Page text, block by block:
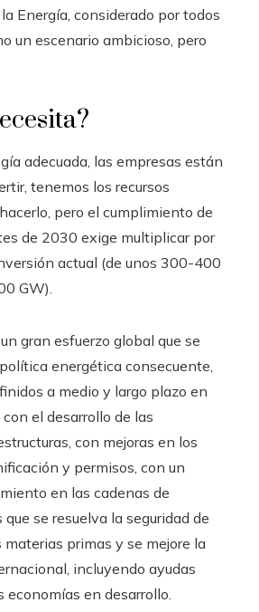
Energía, considerado por todos
un escenario ambicioso, pero
adecuada, las empresas están
tenemos los recursos
pero el cumplimiento de
de 2030 exige multiplicar por
actual (de unos 300-400
GW).
gran esfuerzo global que se
energética consecuente,
a medio y largo plazo en
el desarrollo de las
con mejoras en los
y permisos, con un
en las cadenas de
se resuelva la seguridad de
primas y se mejore la
incluyendo ayudas
economías en desarrollo.